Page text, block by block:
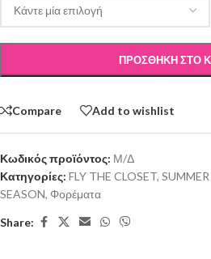
ΠΡΟΣΘΉΚΗ ΣΤΟ
Compare Add to wishlist
Κωδικός προϊόντος: Μ/Δ
Κατηγορίες: FLY THE CLOSET,
SEASON, Φορέματα
Share: